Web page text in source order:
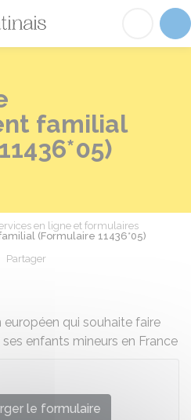
Fréville-du-
familial
en ligne et formulaires
(Formulaire 11436*05)
Partager
qui souhaite faire
enfants mineurs en France
le formulaire